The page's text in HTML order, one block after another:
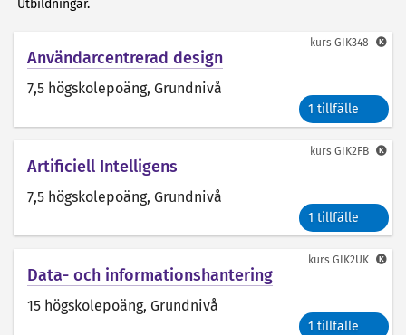
Utbildningar.
Användarcentrerad design
7,5 högskolepoäng, Grundnivå
1 tillfälle
kurs GIK348
Artificiell Intelligens
7,5 högskolepoäng, Grundnivå
1 tillfälle
kurs GIK2FB
Data- och informationshantering
15 högskolepoäng, Grundnivå
1 tillfälle
kurs GIK2UK